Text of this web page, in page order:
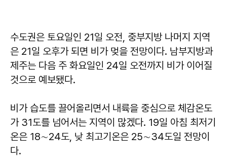
수도권은 토요일인 21일 오전, 중부지방 나머지 지역
은 21일 오후가 되면 비가 멎을 전망이다. 남부지방과
제주는 다음 주 화요일인 24일 오전까지 비가 이어질
것으로 예보됐다.
비가 습도를 끌어올리면서 내륙을 중심으로 체감온도
가 31도를 넘어서는 지역이 많겠다. 19일 아침 최저기
온은 18∼24도, 낮 최고기온은 25∼34도일 전망이
다.